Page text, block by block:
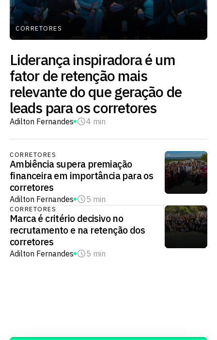
CORRETORES
Liderança inspiradora é um
fator de retenção mais
relevante do que geração de
leads para os corretores
Adilton Fernandes 4 min
CORRETORES
Ambiência supera premiação
financeira em importância para os
corretores
Adilton Fernandes 5 min
CORRETORES
Marca é critério decisivo no
recrutamento e na retenção dos
corretores
Adilton Fernandes 5 min